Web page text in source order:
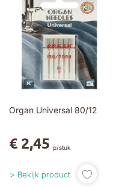
Organ Universal 80/12
€ 2,45 p/stuk
Bekijk product